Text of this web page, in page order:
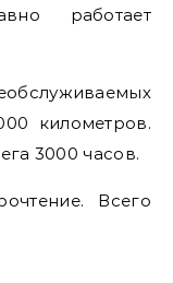
работает
километров.
3000 часов.
Всего